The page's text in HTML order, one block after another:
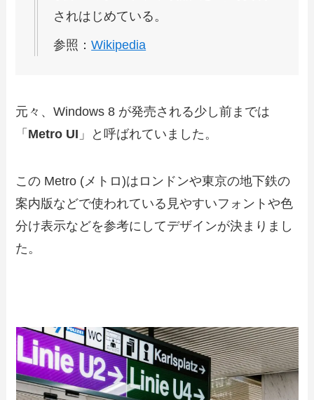
されはじめている。
参照：Wikipedia
元々、Windows 8 が発売される少し前までは
「 Metro UI 」と呼ばれていました。
この Metro (メトロ)はロンドンや東京の地下鉄の
案内版などで使われている見やすいフォントや色
分け表示などを参考にしてデザインが決まりまし
た。